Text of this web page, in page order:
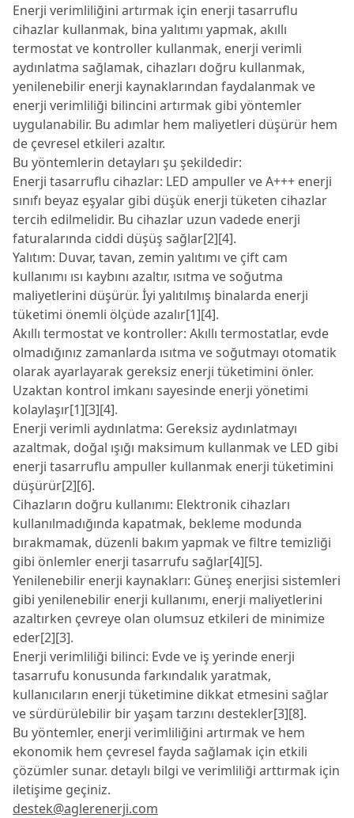
Enerji verimliliğini artırmak için enerji tasarruflu
cihazlar kullanmak, bina yalıtımı yapmak, akıllı
termostat ve kontroller kullanmak, enerji verimli
aydınlatma sağlamak, cihazları doğru kullanmak,
yenilenebilir enerji kaynaklarından faydalanmak ve
enerji verimliliği bilincini artırmak gibi yöntemler
uygulanabilir. Bu adımlar hem maliyetleri düşürür hem
de çevresel etkileri azaltır.
Bu yöntemlerin detayları şu şekildedir:
Enerji tasarruflu cihazlar: LED ampuller ve A+++ enerji
sınıfı beyaz eşyalar gibi düşük enerji tüketen cihazlar
tercih edilmelidir. Bu cihazlar uzun vadede enerji
faturalarında ciddi düşüş sağlar[2][4].
Yalıtım: Duvar, tavan, zemin yalıtımı ve çift cam
kullanımı ısı kaybını azaltır, ısıtma ve soğutma
maliyetlerini düşürür. İyi yalıtılmış binalarda enerji
tüketimi önemli ölçüde azalır[1][4].
Akıllı termostat ve kontroller: Akıllı termostatlar, evde
olmadığınız zamanlarda ısıtma ve soğutmayı otomatik
olarak ayarlayarak gereksiz enerji tüketimini önler.
Uzaktan kontrol imkanı sayesinde enerji yönetimi
kolaylaşır[1][3][4].
Enerji verimli aydınlatma: Gereksiz aydınlatmayı
azaltmak, doğal ışığı maksimum kullanmak ve LED gibi
enerji tasarruflu ampuller kullanmak enerji tüketimini
düşürür[2][6].
Cihazların doğru kullanımı: Elektronik cihazları
kullanılmadığında kapatmak, bekleme modunda
bırakmamak, düzenli bakım yapmak ve filtre temizliği
gibi önlemler enerji tasarrufu sağlar[4][5].
Yenilenebilir enerji kaynakları: Güneş enerjisi sistemleri
gibi yenilenebilir enerji kullanımı, enerji maliyetlerini
azaltırken çevreye olan olumsuz etkileri de minimize
eder[2][3].
Enerji verimliliği bilinci: Evde ve iş yerinde enerji
tasarrufu konusunda farkındalık yaratmak,
kullanıcıların enerji tüketimine dikkat etmesini sağlar
ve sürdürülebilir bir yaşam tarzını destekler[3][8].
Bu yöntemler, enerji verimliliğini artırmak ve hem
ekonomik hem çevresel fayda sağlamak için etkili
çözümler sunar. detaylı bilgi ve verimliliği arttırmak için
iletişime geçiniz.
destek@aglerenerji.com